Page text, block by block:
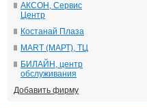
АКСОН, Сервис
Центр
Костанай Плаза
MART (МАРТ), ТЦ
БИЛАЙН, центр
обслуживания
Добавить фирму